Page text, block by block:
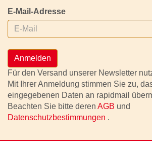
E-Mail-Adresse
Anmelden
Für den Versand unserer Newsletter
Mit Ihrer Anmeldung stimmen Sie zu,
eingegebenen Daten an rapidmail
Beachten Sie bitte deren AGB und
Datenschutzbestimmungen .